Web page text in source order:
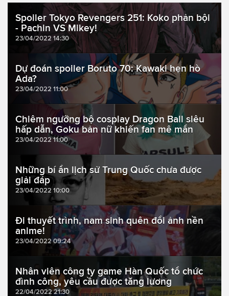
Spoiler Tokyo Revengers 251: Koko phản bội
- Pachin VS Mikey!
23/04/2022 14:30
Dự đoán spoiler Boruto 70: Kawaki hẹn hò
Ada?
23/04/2022 11:00
Chiêm ngưỡng bộ cosplay Dragon Ball siêu
hấp dẫn, Goku bản nữ khiến fan mê mẩn
23/04/2022 11:00
Những bí ẩn lịch sử Trung Quốc chưa được
giải đáp
23/04/2022 10:00
Đi thuyết trình, nam sinh quên đổi ảnh nền
anime!
23/04/2022 09:24
Nhân viên công ty game Hàn Quốc tổ chức
đình công, yêu cầu được tăng lương
22/04/2022 21:30